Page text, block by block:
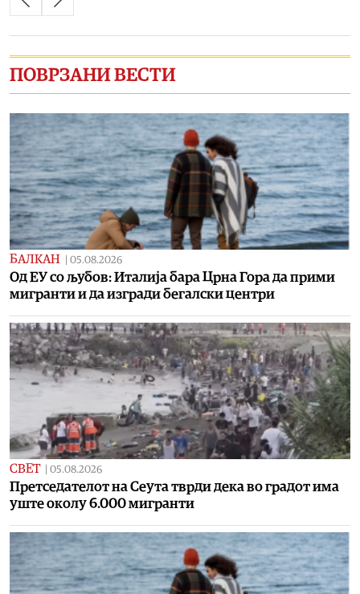
ПОВРЗАНИ ВЕСТИ
БАЛКАН 05.08.2026
Oд ЕУ со љубов: Италија бара Црна Гора да прими
мигранти и да изгради бегалски центри
СВЕТ 05.08.2026
Претседателот на Сеута тврди дека во градот има
уште околу 6.000 мигранти